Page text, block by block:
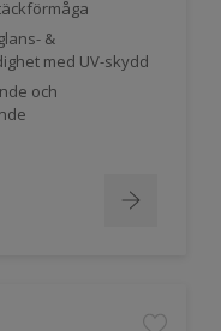
&
med UV-skydd
och